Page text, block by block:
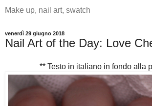
Make up, nail art, swatch
venerdì 29 giugno 2018
Nail Art of the Day: Love
** Testo in italiano in fondo alla